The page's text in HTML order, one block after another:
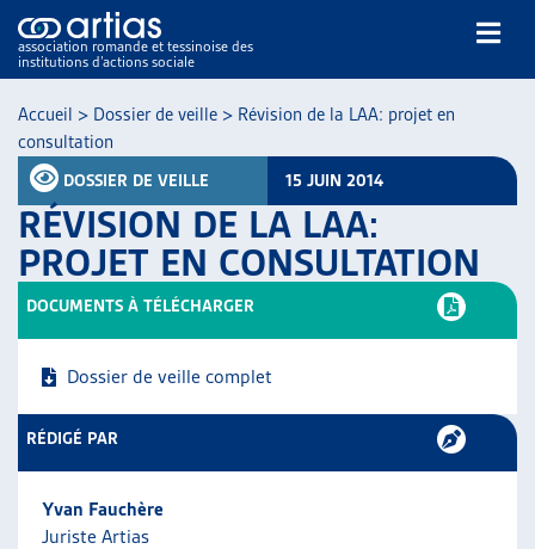
association romande et tessinoise des
institutions d’actions sociale
NOS PUBLICATIONS
VEILLE
RESSOURCES
AUTRES
Accueil > Dossier de veille > Révision de la LAA: projet en
consultation
DOSSIER DE VEILLE 15 JUIN 2014
RÉVISION DE LA LAA:
PROJET EN CONSULTATION
DOCUMENTS À TÉLÉCHARGER
Dossier de veille complet
RÉDIGÉ PAR
Yvan Fauchère
Juriste Artias